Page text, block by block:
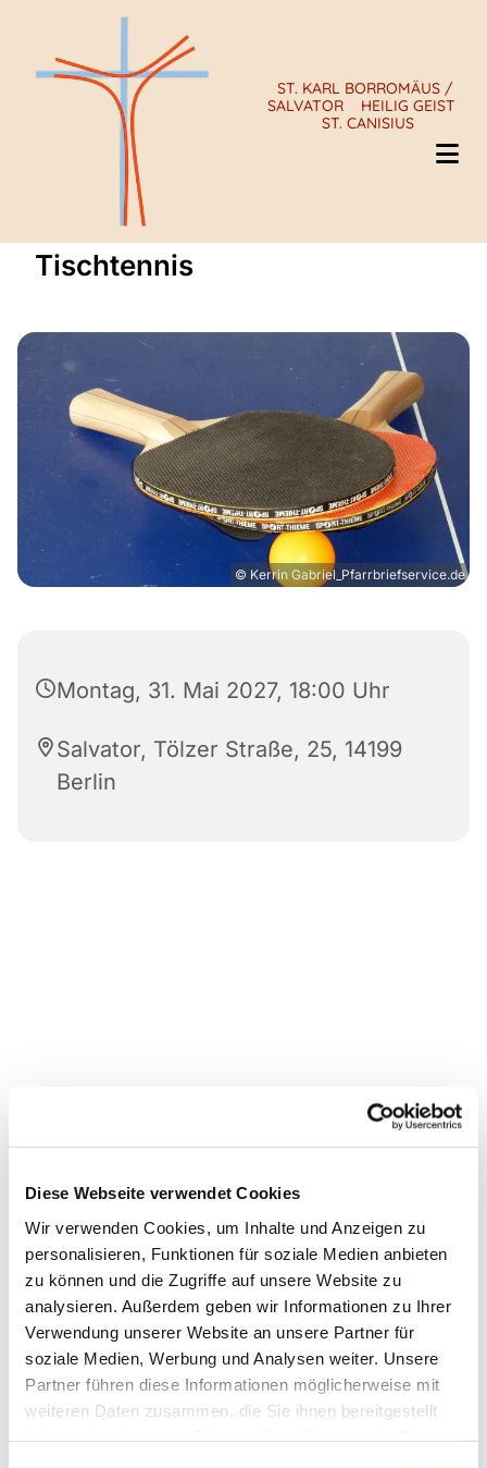
Diese Webseite verwendet Cookies
Wir verwenden Cookies, um Inhalte und Anzeigen zu
personalisieren, Funktionen für soziale Medien anbieten
zu können und die Zugriffe auf unsere Website zu
analysieren. Außerdem geben wir Informationen zu Ihrer
Verwendung unserer Website an unsere Partner für
soziale Medien, Werbung und Analysen weiter. Unsere
Partner führen diese Informationen möglicherweise mit
weiteren Daten zusammen, die Sie ihnen bereitgestellt
ST. KARL BORROMÄUS /
SALVATOR
HEILIG GEIST
ST. CANISIUS
Tischtennis
© Kerrin Gabriel_Pfarrbriefservice.de
Montag, 31. Mai 2027, 18:00 Uhr
Salvator, Tölzer Straße, 25, 14199
Berlin
Dies könnte Sie auch
interessieren